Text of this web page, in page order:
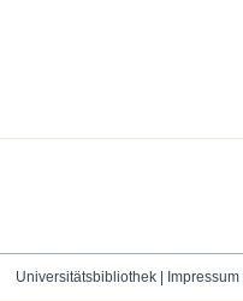
Universitätsbibliothek| Impressum|